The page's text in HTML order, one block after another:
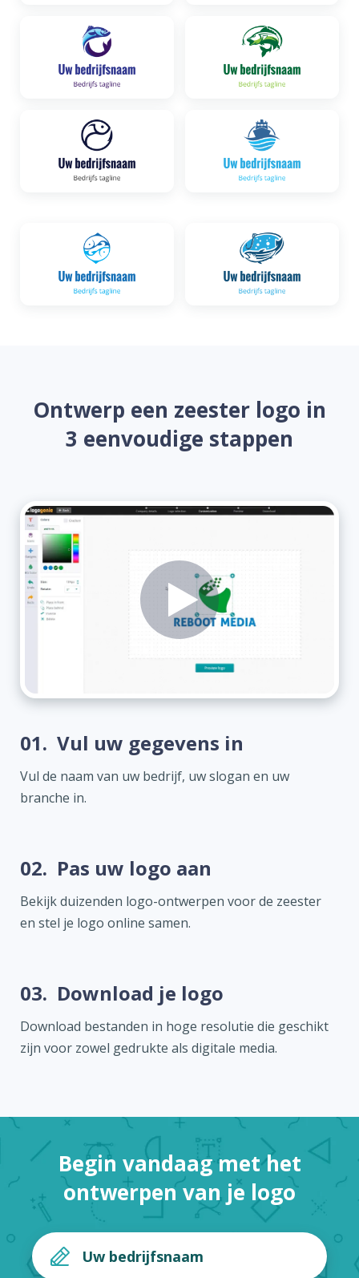
Ontwerp een zeester logo in
3 eenvoudige stappen
01. Vul uw gegevens in
Vul de naam van uw bedrijf, uw slogan en uw
branche in.
02. Pas uw logo aan
Bekijk duizenden logo-ontwerpen voor de zeester
en stel je logo online samen.
03. Download je logo
Download bestanden in hoge resolutie die geschikt
zijn voor zowel gedrukte als digitale media.
Begin vandaag met het
ontwerpen van je logo